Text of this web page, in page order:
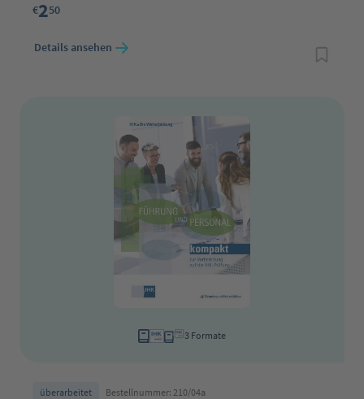
€250
Details ansehen
3 Formate
überarbeitet Bestellnummer: 210/04a